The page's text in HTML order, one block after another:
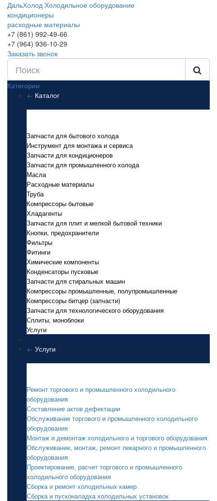
ДальХолод Холодильное оборудование
кондиционеры
расходные материалы
+7 (861) 992-49-66
+7 (964) 936-10-29
Заказать звонок
Категории
+- Каталог
Запчасти для бытового холода
Инструмент для монтажа и сервиса
Запчасти для кондиционеров
Запчасти для промышленного холода
Масла
Расходные материалы
Труба
Компрессоры бытовые
Хладагенты
Запчасти для плит и мелкой бытовой техники
Кнопки, предохранители
Фильтры
Фитинги
Химические компоненты
Конденсаторы пусковые
Запчасти для стиральных машин
Компрессоры промышленные, полупромышленные
Компрессоры битцер (запчасти)
Запчасти для технологического оборудования
Сплиты, моноблоки
Услуги
+- Услуги
Ремонт торгового и промышленного холодильного
оборудования
Составление актов дефектации
Обслуживание торгового и промышленного холодильного
оборудования
Монтаж и демонтаж холодильного и торгового оборудования
Обслуживание, монтаж, ремонт пекарного и промышленного
оборудования
Проектирование, расчет торгового и промышленного
холодильного оборудования
Сборка и ремонт холодильных камер
Сборка и пусконаладка холодильных установок